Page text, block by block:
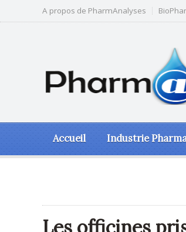
A propos de PharmAnalyses
Accueil Industrie
Les officines